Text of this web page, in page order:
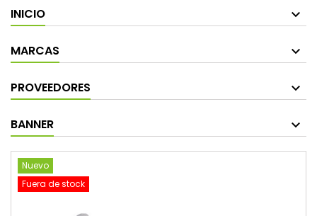
INICIO
MARCAS
PROVEEDORES
BANNER
Nuevo
Fuera de stock